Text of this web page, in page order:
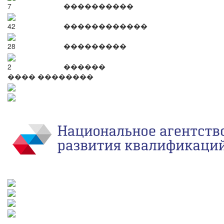
7 ����������
42 ������������
28 ���������
2
������
���� ��������